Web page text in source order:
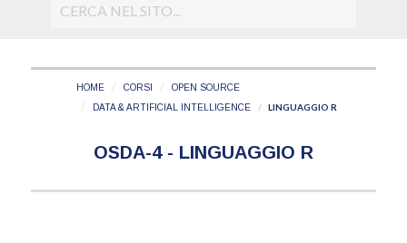
HOME CORSI
OPEN SOURCE
DATA & ARTIFICIAL INTELLIGENCE
LINGUAGGIO R
OSDA-4 - LINGUAGGIO R